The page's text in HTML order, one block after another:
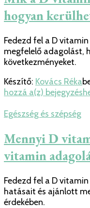
és
D3-
együttes
szedése?
hogyan
Fedezd fel a D
megfelelő adagolást,
következményeket.
Készítő: Kovács Réka
hozzá a(z) Mik
D
és
hogyan
kerülhetjük
el
őket?
Egészség és szépség
Mennyi D
vitamin
Fedezd fel a D
hatásait és ajánlott
érdekében.